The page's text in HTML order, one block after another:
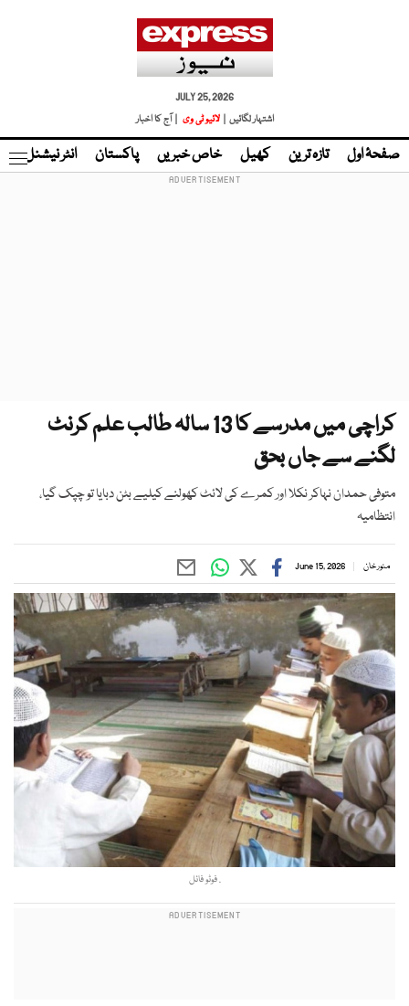
JULY 25, 2026
اشتہار لگائیں |
لائیو ٹی وی | آج کا اخبار
صفحۂ اول تازہ ترین کھیل خاص خبریں پاکستان انٹر نیشنل
کراچی میں مدرسے کا 13 سالہ طالب علم کرنٹ
لگنے سے جاں بحق
متوفی حمدان نہاکر نکلا اور کمرے کی لائٹ کھولنے کیلیے بٹن دبایا تو چپک گیا،
انتظامیہ
منور خان June 15, 2026
. فوٹو فائل